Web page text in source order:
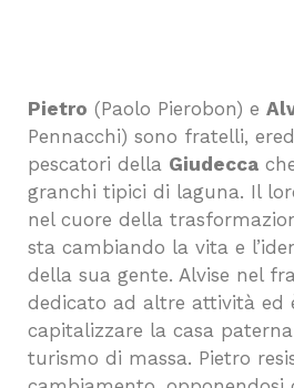
Pietro (Paolo Pierobon) e
Pennacchi) sono fratelli,
pescatori della Giudecca
granchi tipici di laguna. Il
nel cuore della
sta cambiando la vita e
della sua gente. Alvise nel
dedicato ad altre attività ed
capitalizzare la casa
turismo di massa. Pietro